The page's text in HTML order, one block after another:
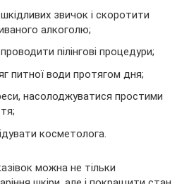
звичок і скоротити
алкоголю;
пілінгові процедури;
питної води протягом дня;
насолоджуватися простими
косметолога.
можна не тільки